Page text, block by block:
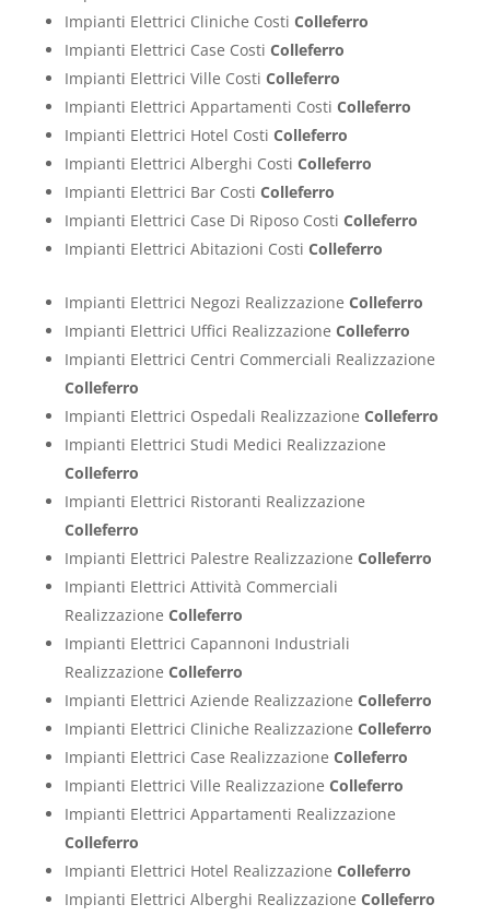
Impianti Elettrici Cliniche Costi Colleferro
Impianti Elettrici Case Costi Colleferro
Impianti Elettrici Ville Costi Colleferro
Impianti Elettrici Appartamenti Costi Colleferro
Impianti Elettrici Hotel Costi Colleferro
Impianti Elettrici Alberghi Costi Colleferro
Impianti Elettrici Bar Costi Colleferro
Impianti Elettrici Case Di Riposo Costi Colleferro
Impianti Elettrici Abitazioni Costi Colleferro
Impianti Elettrici Negozi Realizzazione Colleferro
Impianti Elettrici Uffici Realizzazione Colleferro
Impianti Elettrici Centri Commerciali Realizzazione
Colleferro
Impianti Elettrici Ospedali Realizzazione Colleferro
Impianti Elettrici Studi Medici Realizzazione
Colleferro
Impianti Elettrici Ristoranti Realizzazione
Colleferro
Impianti Elettrici Palestre Realizzazione Colleferro
Impianti Elettrici Attività Commerciali
Realizzazione Colleferro
Impianti Elettrici Capannoni Industriali
Realizzazione Colleferro
Impianti Elettrici Aziende Realizzazione Colleferro
Impianti Elettrici Cliniche Realizzazione Colleferro
Impianti Elettrici Case Realizzazione Colleferro
Impianti Elettrici Ville Realizzazione Colleferro
Impianti Elettrici Appartamenti Realizzazione
Colleferro
Impianti Elettrici Hotel Realizzazione Colleferro
Impianti Elettrici Alberghi Realizzazione Colleferro